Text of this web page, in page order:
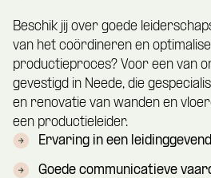
Beschik jij over goede
van het coördineren en
productieproces? Voor een van
gevestigd in Neede, die
en renovatie van wanden en
een productieleider.
Ervaring in een
Goede communicatieve